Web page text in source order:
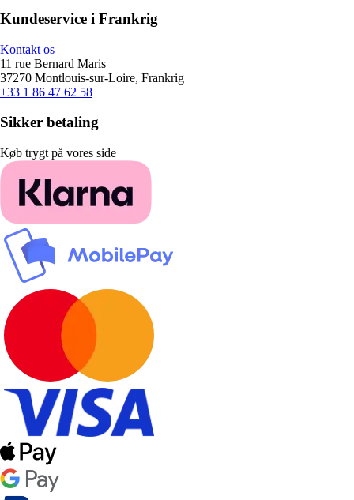
Kundeservice i Frankrig
Kontakt os
11 rue Bernard Maris
37270 Montlouis-sur-Loire, Frankrig
+33 1 86 47 62 58
Sikker betaling
Køb trygt på vores side